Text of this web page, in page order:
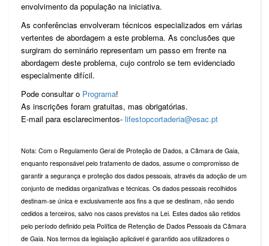
envolvimento da população na iniciativa.
As conferências envolveram técnicos especializados em várias
vertentes de abordagem a este problema. As conclusões que
surgiram do seminário representam um passo em frente na
abordagem deste problema, cujo controlo se tem evidenciado
especialmente difícil.
Pode consultar o Programa!
As inscrições foram gratuitas, mas obrigatórias.
E-mail para esclarecimentos- lifestopcortaderia@esac.pt
Nota: Com o Regulamento Geral de Proteção de Dados, a Câmara de Gaia,
enquanto responsável pelo tratamento de dados, assume o compromisso de
garantir a segurança e proteção dos dados pessoais, através da adoção de um
conjunto de medidas organizativas e técnicas. Os dados pessoais recolhidos
destinam-se única e exclusivamente aos fins a que se destinam, não sendo
cedidos a terceiros, salvo nos casos previstos na Lei. Estes dados são retidos
pelo período definido pela Política de Retenção de Dados Pessoais da Câmara
de Gaia. Nos termos da legislação aplicável é garantido aos utilizadores o